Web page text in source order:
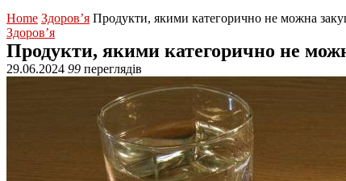
Home Здоров’я Продукти, якими категорично не можна
Здоров’я
Продукти, якими категорично не
29.06.2024 99 переглядів